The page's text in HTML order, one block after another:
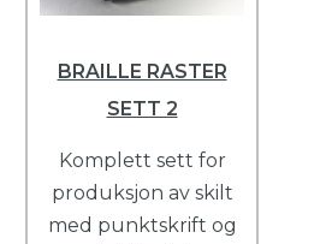
BRAILLE RASTER
SETT 2
Komplett sett for
produksjon av skilt
med punktskrift og